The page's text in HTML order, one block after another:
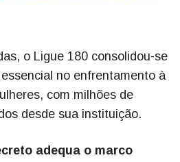
o Ligue 180 consolidou-se
no enfrentamento à
com milhões de
desde sua instituição.
adequa o marco